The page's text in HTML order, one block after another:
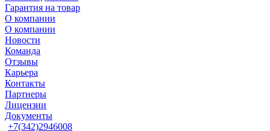
Гарантия на товар
О компании
О компании
Новости
Команда
Отзывы
Карьера
Контакты
Партнеры
Лицензии
Документы
+7(342)2946008